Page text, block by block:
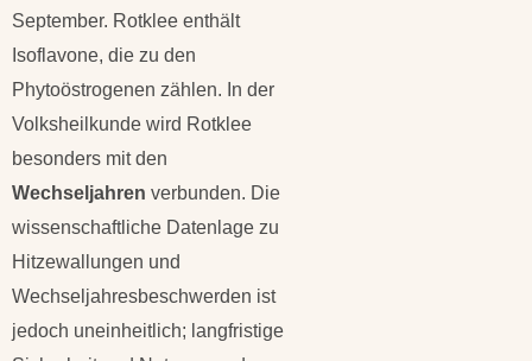
September. Rotklee enthält
Isoflavone, die zu den
Phytoöstrogenen zählen. In der
Volksheilkunde wird Rotklee
besonders mit den
Wechseljahren verbunden. Die
wissenschaftliche Datenlage zu
Hitzewallungen und
Wechseljahresbeschwerden ist
jedoch uneinheitlich; langfristige